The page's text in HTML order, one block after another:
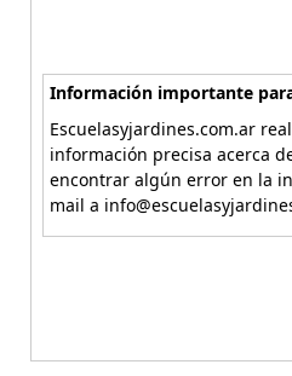
Información importante
Escuelasyjardines.com.ar
información precisa acerca
encontrar algún error en la
mail a